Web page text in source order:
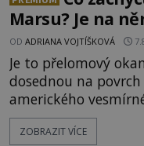
Marsu? Je na
OD ADRIANA VOJTÍŠKOVÁ
Je to přelomový
dosednou na
amerického
jsou schopny pořídit
opředené rudé
ZOBRAZIT VÍCE